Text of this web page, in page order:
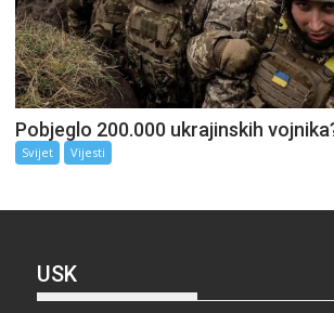
Pobjeglo 200.000 ukrajinskih
Svijet Vijesti
USK